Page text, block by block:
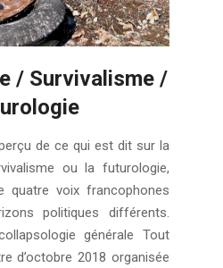
/ Survivalisme /
de ce qui est dit sur la
ou la futurologie,
quatre voix francophones
politiques différents.
générale Tout
d’octobre 2018 organisée